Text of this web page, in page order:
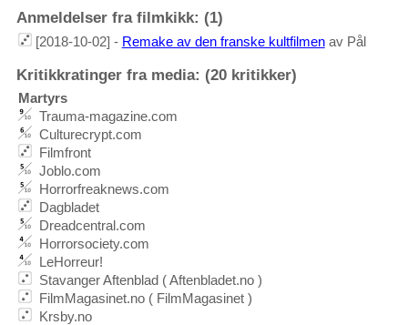
Anmeldelser fra filmkikk: (1)
[2018-10-02] - Remake av den franske kultfilmenav Pål
Kritikkratinger fra media: (20 kritikker)
Martyrs
Trauma-magazine.com
Culturecrypt.com
Filmfront
Joblo.com
Horrorfreaknews.com
Dagbladet
Dreadcentral.com
Horrorsociety.com
LeHorreur!
Stavanger Aftenblad ( Aftenbladet.no )
FilmMagasinet.no ( FilmMagasinet )
Krsby.no